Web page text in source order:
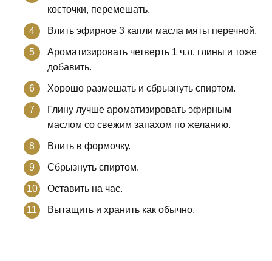
косточки, перемешать.
Влить эфирное 3 капли масла мяты перечной.
Ароматизировать четверть 1 ч.л. глины и тоже
добавить.
Хорошо размешать и сбрызнуть спиртом.
Глину лучше ароматизировать эфирным
маслом со свежим запахом по желанию.
Влить в формочку.
Сбрызнуть спиртом.
Оставить на час.
Вытащить и хранить как обычно.